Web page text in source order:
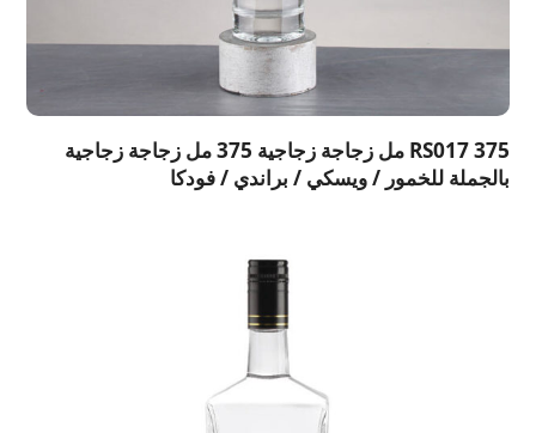
RS017 375 مل زجاجة زجاجية 375 مل زجاجة زجاجية
بالجملة للخمور / ويسكي / براندي / فودكا